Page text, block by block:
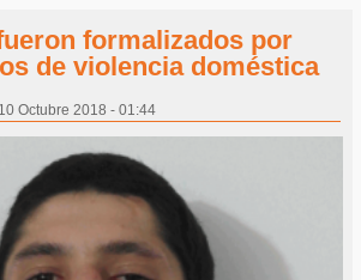
formalizados por
de violencia doméstica
Octubre 2018 - 01:44